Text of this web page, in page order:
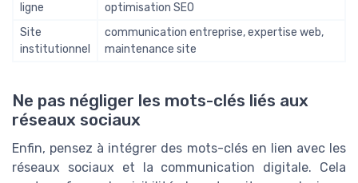
ligne
optimisation SEO
Site
institutionnel
communication entreprise, expertise web,
maintenance site
Ne pas négliger les mots-clés liés aux
réseaux sociaux
Enfin, pensez à intégrer des mots-clés en lien avec les
réseaux sociaux et la communication digitale. Cela